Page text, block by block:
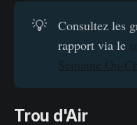
💡
Consultez les
rapport via le
Semaine On-
Trou d'Air